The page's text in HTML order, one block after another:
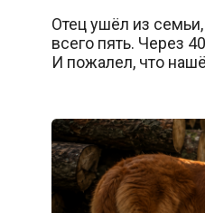
Отец ушёл из
всего пять. Через
И пожалел, что